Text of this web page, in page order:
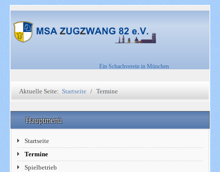
Ein Schachverein in München
Aktuelle Seite: Startseite Termine
Hauptmenü
Startseite
Termine
Spielbetrieb